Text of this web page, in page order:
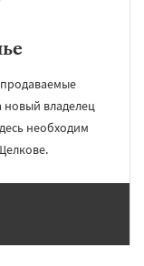
×
новый владелец
необходим
×